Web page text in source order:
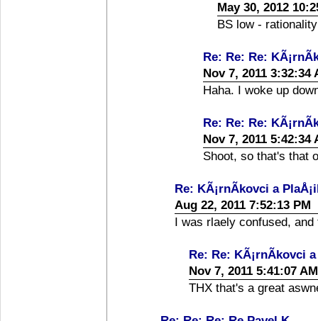
May 30, 2012
BS low -
Re: Re: Re:
Nov 7, 2011 3:32:34
Haha. I woke up
Re: Re: Re:
Nov 7, 2011 5:42:34
Shoot, so that's that
Re: KÃ¡rnÃ­kovci a
Aug 22, 2011 7:52:13 PM
I was rlaely confused,
Re: Re: KÃ¡rnÃ­kovci
Nov 7, 2011 5:41:07 AM
THX that's a great